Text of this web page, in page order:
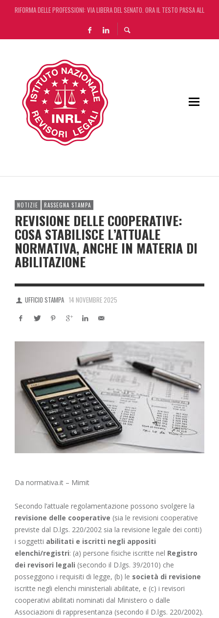
RIFORMA DELLE PROFESSIONI: VIA LIBERA DEL SENATO. ORA IL TESTO PASSA ALLA
DA REGGIO EMILIA ARRIVA LA START UP CHE AUTOMATIZZA LA REVISIONE LEGALE
L’ERRORE CONTABILE NON RILEVANTE NEL BILANCIO “ALLONTANA” LA CONTESTAZIONE
NOTIZIE RASSEGNA STAMPA
REVISIONE DELLE COOPERATIVE:
COSA STABILISCE L’ATTUALE
NORMATIVA, ANCHE IN MATERIA DI
ABILITAZIONE
UFFICIO STAMPA 14 NOVEMBRE 2025
Da normativa.it – Mimit
Secondo l’attuale regolamentazione possono svolgere la
revisione delle cooperative (sia le revisioni cooperative
previste dal D.lgs. 220/2002 sia la revisione legale dei conti)
i soggetti abilitati e iscritti negli appositi
elenchi/registri: (a) persone fisiche iscritte nel Registro
dei revisori legali (secondo il D.lgs. 39/2010) che
posseggono i requisiti di legge, (b) le società di revisione
iscritte negli elenchi ministeriali abilitate, e (c) i revisori
cooperativi abilitati nominati dal Ministero o dalle
Associazioni di rappresentanza (secondo il D.lgs. 220/2002).